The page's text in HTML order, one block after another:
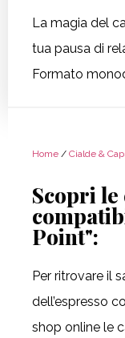
La magia del
tua pausa di
Formato
Home / Cialde &
Scopri le
Point":
Per ritrovare il
dell’espresso
shop online le